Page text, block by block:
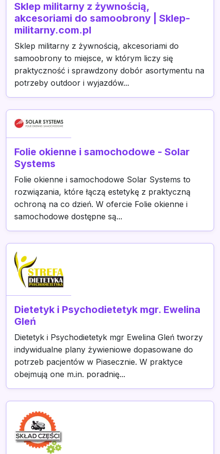
Sklep militarny z żywnością,
akcesoriami do samoobrony | Sklep-
militarny.com.pl
Sklep militarny z żywnością, akcesoriami do
samoobrony to miejsce, w którym liczy się
praktyczność i sprawdzony dobór asortymentu na
potrzeby outdoor i wyjazdów...
Folie okienne i samochodowe - Solar
Systems
Folie okienne i samochodowe Solar Systems to
rozwiązania, które łączą estetykę z praktyczną
ochroną na co dzień. W ofercie Folie okienne i
samochodowe dostępne są...
Dietetyk i Psychodietetyk mgr. Ewelina
Gleń
Dietetyk i Psychodietetyk mgr Ewelina Gleń tworzy
indywidualne plany żywieniowe dopasowane do
potrzeb pacjentów w Piasecznie. W praktyce
obejmują one m.in. poradnię...